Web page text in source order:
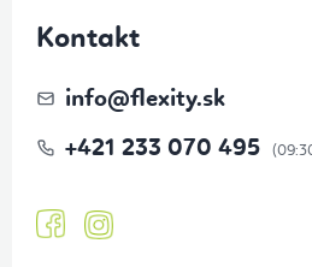
Kontakt
info@flexity.sk
+421 233 070 495